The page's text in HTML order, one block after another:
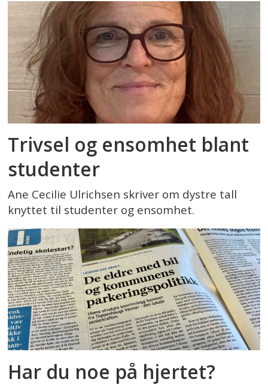
Trivsel og ensomhet blant
studenter
Ane Cecilie Ulrichsen skriver om dystre tall
knyttet til studenter og ensomhet.
Har du noe på hjertet?